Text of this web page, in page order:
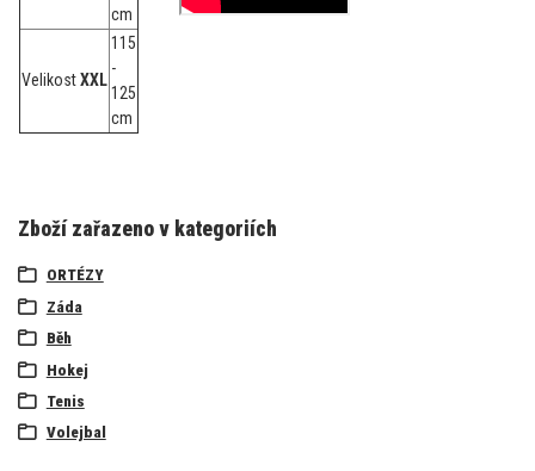
cm
VelikostXXL
115
-
125
cm
Zboží zařazeno v kategoriích
ORTÉZY
Záda
Běh
Hokej
Tenis
Volejbal